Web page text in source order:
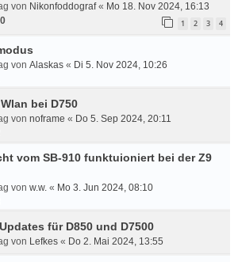
von Nikonfoddograf« Mo 18. Nov 2024, 16:13
1 2 3 4
von Alaskas « Di 5. Nov 2024, 10:26
bei D750
von noframe « Do 5. Sep 2024, 20:11
vom SB-910 funktuioniert bei der Z9
von w.w. « Mo 3. Jun 2024, 08:10
für D850 und D7500
von Lefkes « Do 2. Mai 2024, 13:55